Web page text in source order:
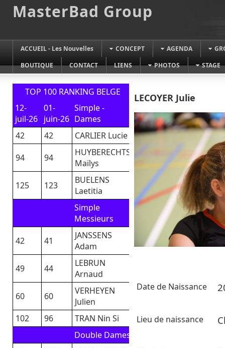
MasterBad Group
ACCUEIL - Les Nouvelles CONCEPT AGENDA
BOUTIQUE
CONTACT LIENS PHOTOS STAGE
LECOYER Julie
Date de Naissance
Lieu de naissance
TOP 100 RANKING BELGE
12-
juil-26
01-
juin-26
Simple -
Dames
42
42
CARLIER Lucie
94
94
HUYBERECHTS
Maïlys
125
123
BUELENS
Laetitia
Simple
Messieurs
42
41
JANSSENS
Adam
49
44
LEBRUN
Arnaud
60
60
VERHEYEN
Julien
102
96
TRAN Nin Si
Double Dames